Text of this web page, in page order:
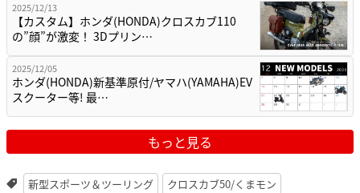
2025/12/13
【カスタム】ホンダ(HONDA)クロスカブ110
の”顔”が激変！ 3Dプリン…
2025/12/05
ホンダ(HONDA)新基準原付/ヤマハ(YAMAHA)EV
スクーター等! 最…
もっと見る
新型スポーツ＆ツーリング
クロスカブ50/くまモン